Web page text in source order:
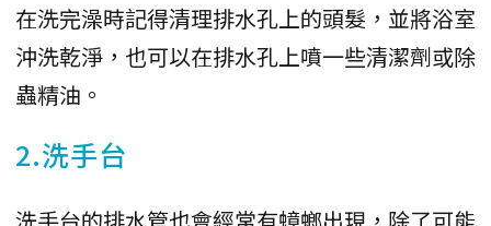
在洗完澡時記得清理排水孔上的頭髮，並將浴室
沖洗乾淨，也可以在排水孔上噴一些清潔劑或除
蟲精油。
2.洗手台